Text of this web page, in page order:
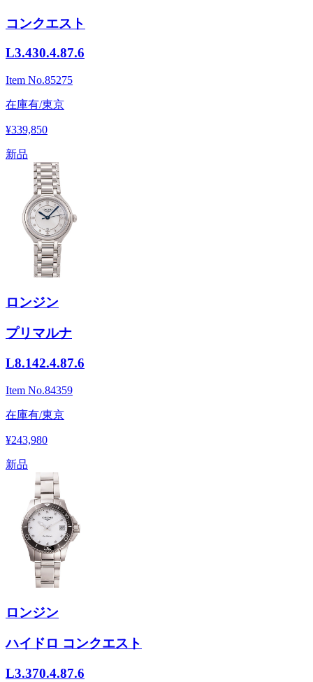
コンクエスト
L3.430.4.87.6
Item No.85275
在庫有/東京
¥339,850
新品
ロンジン
プリマルナ
L8.142.4.87.6
Item No.84359
在庫有/東京
¥243,980
新品
ロンジン
ハイドロ コンクエスト
L3.370.4.87.6